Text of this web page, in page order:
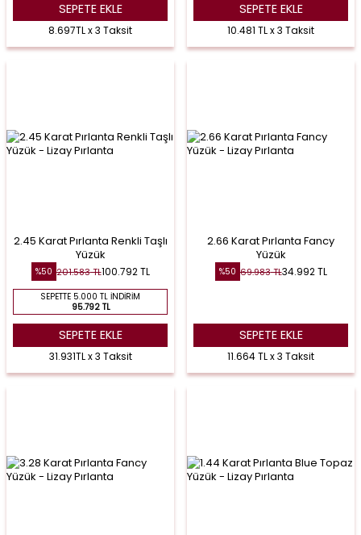
SEPETE EKLE
8.697TL x 3 Taksit
SEPETE EKLE
10.481 TL x 3 Taksit
2.45 Karat Pırlanta Renkli Taşlı
Yüzük
%50 201.583TL100.792TL
SEPETTE 5.000 TL İNDIRIM
95.792 TL
SEPETE EKLE
31.931TL x 3 Taksit
2.66 Karat Pırlanta Fancy
Yüzük
%50 69.983TL34.992TL
SEPETE EKLE
11.664 TL x 3 Taksit